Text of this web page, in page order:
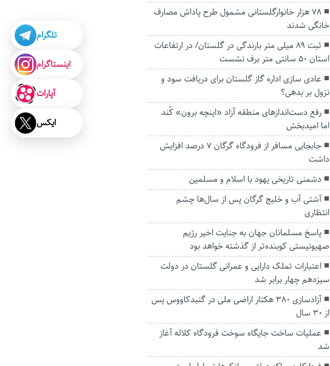
۷۸ هزار خانوارگلستانی مشمول طرح پاداش مصارف
خانگی شدند
ثبت ۸۹ میلی متر بارندگی در گلستان/ در ارتفاعات
استان ۵۰ سانتی متر برف نشست
عادی سازی اداره گاز گلستان برای دریافت سود و
نزول بر بدهی؟
رفع‌ دست‌انداز‌های منطقه آزاد «اینچه برون» کُند
اما امیدبخش
جابجایی مسافر از فرودگاه گرگان ۷ درصد افزایش
داشت
دشمنی تاریخی یهود با اسلام و مسلمین
آشتی آب و خلیج گرگان پس از سال‌ها چشم
انتظاری
پاسخ مسلمانان جهان به جنایت اخیر رژیم
صهیونیستی کوبنده‌تر از گذشته خواهد بود
اعتبارات تملک دارایی و عمرانی گلستان در دولت
سیزدهم چهار برابر شد
آزادسازی ۳۸۰ هکتار اراضی ملی در گنبدکاووس پس
از ۳۰ سال
عملیات ساخت جایگاه سوخت فرودگاه کلاله آغاز
شد
تلگرام
اینستاگرام
آپارات
ایکس